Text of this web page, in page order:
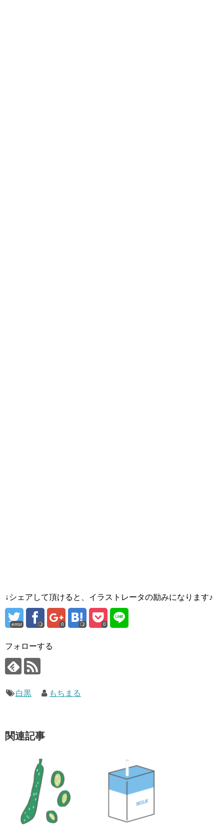
↓シェアして頂けると、イラストレータの励みになります♪
error 0 0
フォローする
白黒 もちまる
関連記事